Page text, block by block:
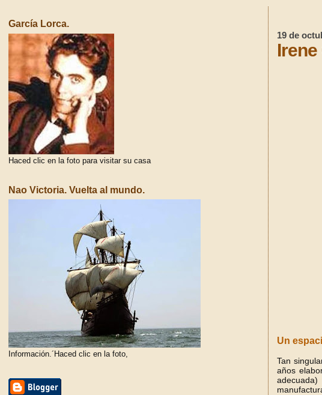
19 de
Un
Tan
años
García Lorca.
Haced clic en la foto para visitar su casa
Nao Victoria. Vuelta al mundo.
Información.´Haced clic en la foto,